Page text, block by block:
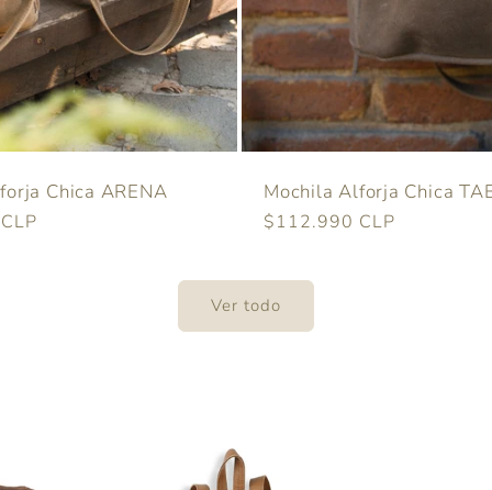
Chica ARENA Mochila Alforja Chica
Precio
$112.990 CLP
Ver todo